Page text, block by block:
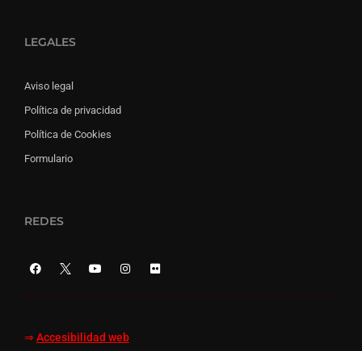
LEGALES
Aviso legal
Política de privacidad
Política de Cookies
Formulario
REDES
⇒ Accesibilidad web